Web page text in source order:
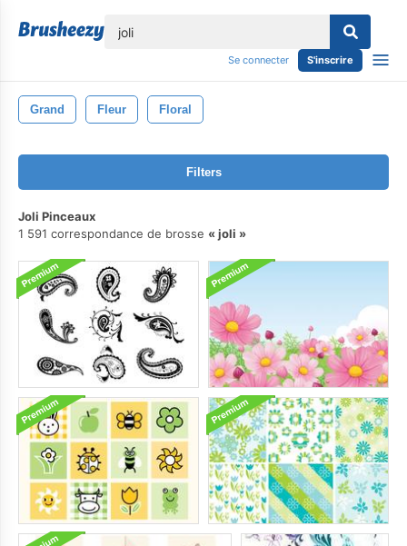
Se connecter S'inscrire
Grand Fleur Floral
Filters
Joli Pinceaux
1 591 correspondance de brosse
joli